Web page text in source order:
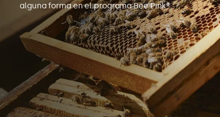
alguna forma en el programa Bee Pink®.